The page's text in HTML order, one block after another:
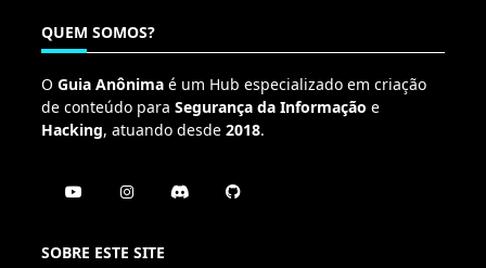
QUEM SOMOS?
O Guia Anônima é um Hub especializado em criação
de conteúdo para Segurança da Informação e
Hacking, atuando desde 2018.
SOBRE ESTE SITE